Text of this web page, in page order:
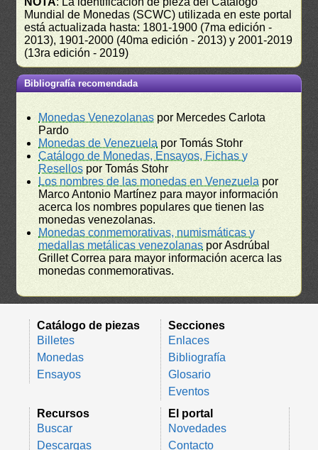
Mundial de Monedas (SCWC) utilizada en este portal
está actualizada hasta: 1801-1900 (7ma edición -
2013), 1901-2000 (40ma edición - 2013) y 2001-2019
(13ra edición - 2019)
Bibliografía recomendada
Monedas Venezolanas por Mercedes Carlota
Pardo
Monedas de Venezuela por Tomás Stohr
Catálogo de Monedas, Ensayos, Fichas y
Resellos por Tomás Stohr
Los nombres de las monedas en Venezuela por
Marco Antonio Martínez para mayor información
acerca los nombres populares que tienen las
monedas venezolanas.
Monedas conmemorativas, numismáticas y
medallas metálicas venezolanas por Asdrúbal
Grillet Correa para mayor información acerca las
monedas conmemorativas.
Catálogo de piezas
Billetes
Monedas
Ensayos
Secciones
Enlaces
Bibliografía
Glosario
Eventos
Recursos
Buscar
Descargas
El portal
Novedades
Contacto